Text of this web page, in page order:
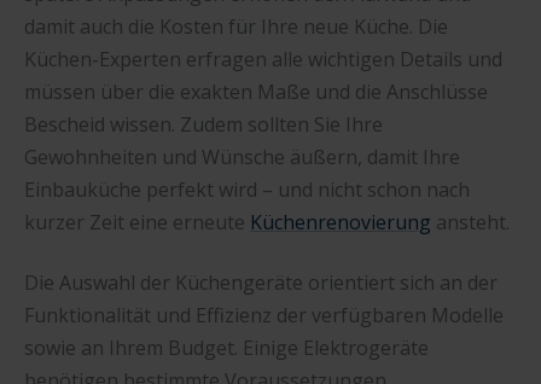
damit auch die Kosten für Ihre neue Küche. Die
Küchen-Experten erfragen alle wichtigen Details und
müssen über die exakten Maße und die Anschlüsse
Bescheid wissen. Zudem sollten Sie Ihre
Gewohnheiten und Wünsche äußern, damit Ihre
Einbauküche perfekt wird – und nicht schon nach
kurzer Zeit eine erneute Küchenrenovierung ansteht.
Die Auswahl der Küchengeräte orientiert sich an der
Funktionalität und Effizienz der verfügbaren Modelle
sowie an Ihrem Budget. Einige Elektrogeräte